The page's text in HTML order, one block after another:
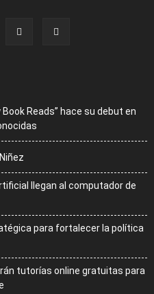
Reads” hace su debut en
llegan al computador de
para fortalecer la política
tutorías online gratuitas para